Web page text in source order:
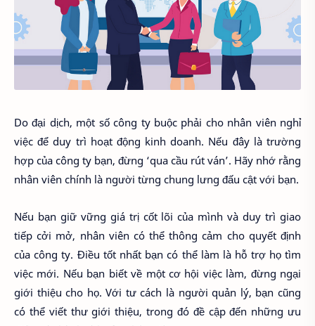
Do đại dịch, một số công ty buộc phải cho nhân viên nghỉ
việc để duy trì hoạt động kinh doanh. Nếu đây là trường
hợp của công ty bạn, đừng ‘qua cầu rút ván’. Hãy nhớ rằng
nhân viên chính là người từng chung lưng đấu cật với bạn.
Nếu bạn giữ vững giá trị cốt lõi của mình và duy trì giao
tiếp cởi mở, nhân viên có thể thông cảm cho quyết định
của công ty. Điều tốt nhất bạn có thể làm là hỗ trợ họ tìm
việc mới. Nếu bạn biết về một cơ hội việc làm, đừng ngại
giới thiệu cho họ. Với tư cách là người quản lý, bạn cũng
có thể viết thư giới thiệu, trong đó đề cập đến những ưu